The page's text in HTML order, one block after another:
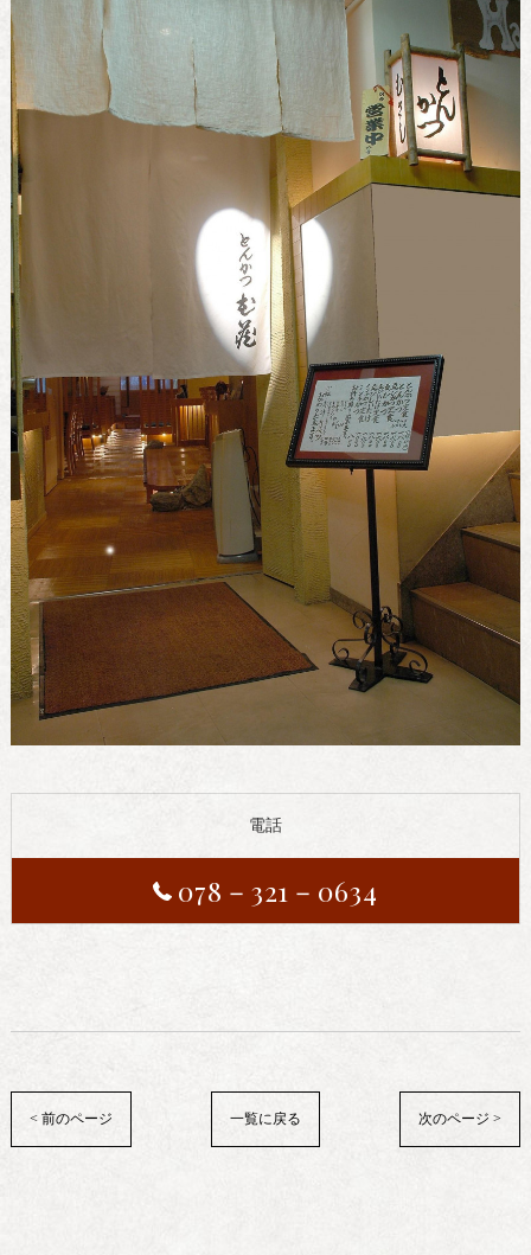
電話
078－321－0634
< 前のページ 一覧に戻る 次のページ >